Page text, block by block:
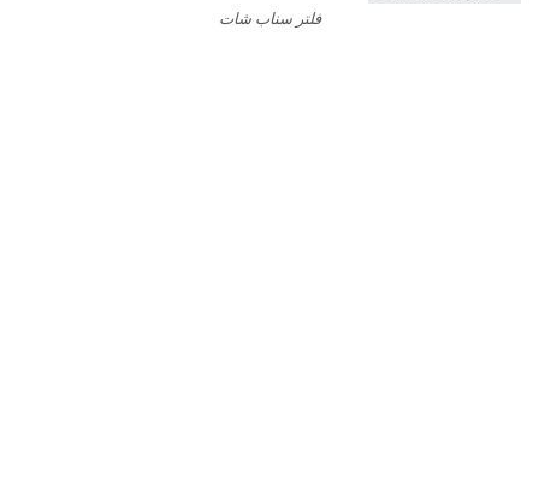
فلتر سناب شات